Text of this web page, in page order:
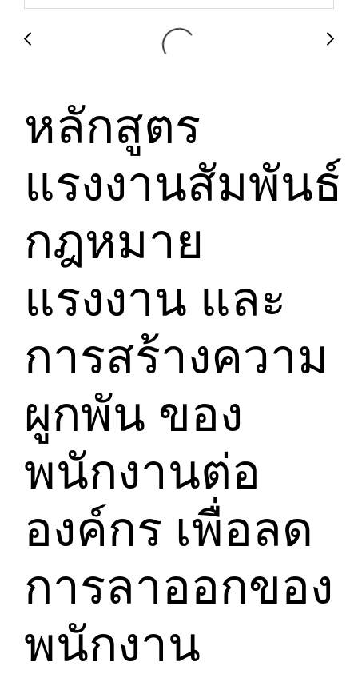
หลักสูตร
แรงงานสัมพันธ์
กฎหมาย
แรงงาน และ
การสร้างความ
ผูกพัน ของ
พนักงานต่อ
องค์กร เพื่อลด
การลาออกของ
พนักงาน